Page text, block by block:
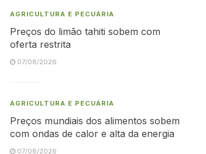
AGRICULTURA E PECUÁRIA
Preços do limão tahiti sobem com
oferta restrita
07/08/2026
AGRICULTURA E PECUÁRIA
Preços mundiais dos alimentos sobem
com ondas de calor e alta da energia
07/08/2026